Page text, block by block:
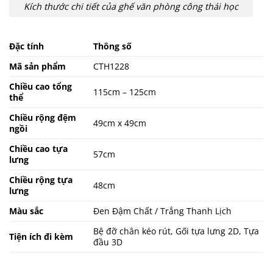
Kích thước chi tiết của ghế văn phòng công thái học
Đặc tính
Thông số
Mã sản phẩm
CTH1228
Chiều cao tổng
thể
115cm – 125cm
Chiều rộng đệm
ngồi
49cm x 49cm
Chiều cao tựa
lưng
57cm
Chiều rộng tựa
lưng
48cm
Màu sắc Đen Đậm Chất / Trắng Thanh Lịch
Tiện ích đi kèm
Bệ đỡ chân kéo rút, Gối tựa lưng 2D, Tựa
đầu 3D